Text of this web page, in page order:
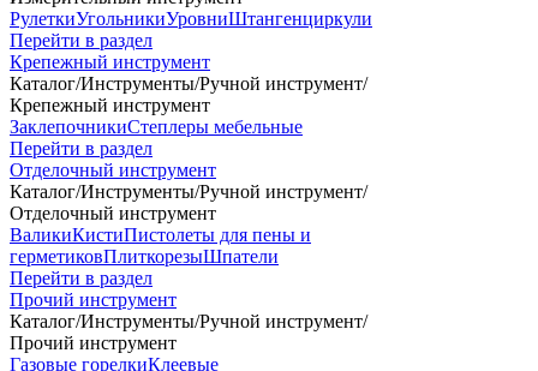
РулеткиУгольникиУровниШтангенциркули
Перейти в раздел
Крепежный инструмент
Каталог/Инструменты/Ручной инструмент/
Крепежный инструмент
ЗаклепочникиСтеплеры мебельные
Перейти в раздел
Отделочный инструмент
Каталог/Инструменты/Ручной инструмент/
Отделочный инструмент
ВаликиКистиПистолеты для пены и
герметиковПлиткорезыШпатели
Перейти в раздел
Прочий инструмент
Каталог/Инструменты/Ручной инструмент/
Прочий инструмент
Газовые горелкиКлеевые